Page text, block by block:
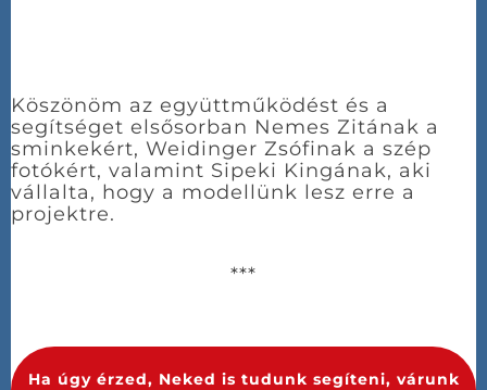
Köszönöm az együttműködést és a
segítséget elsősorban Nemes Zitának a
sminkekért, Weidinger Zsófinak a szép
fotókért, valamint Sipeki Kingának, aki
vállalta, hogy a modellünk lesz erre a
projektre.
***
Ha úgy érzed, Neked is tudunk segíteni, várunk